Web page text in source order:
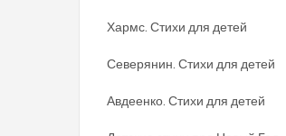
Хармс. Стихи для детей
Северянин. Стихи для детей
Авдеенко. Стихи для детей